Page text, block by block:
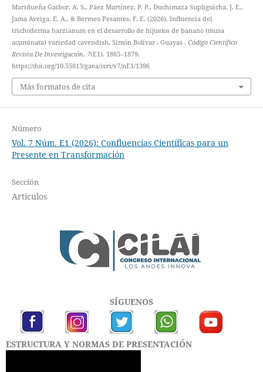
Maridueña Gaibor, A. S., Páez Martínez, P. P., Duchimaza Supliguicha, J. E.,
Jama Aveiga, E. A., & Bermeo Pesantes, F. E. (2026). Influencia del
trichoderma harzianum en el desarrollo de hijuelos de banano (musa
acuminata) variedad cavendish, Simón Bolívar - Guayas . Código Científico
Revista De Investigación, 7(E1), 1865–1879.
https://doi.org/10.55813/gaea/ccri/v7/nE1/1396
Más formatos de cita
Número
Vol. 7 Núm. E1 (2026): Confluencias Científicas para un
Presente en Transformación
Sección
Artículos
SÍGUENOS
ESTRUCTURA Y NORMAS DE PRESENTACIÓN